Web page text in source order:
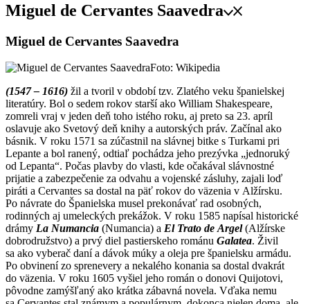
Miguel de Cervantes Saavedra
Miguel de Cervantes Saavedra
Foto: Wikipedia
(1547 – 1616) žil a tvoril v období tzv. Zlatého veku španielskej
literatúry. Bol o sedem rokov starší ako William Shakespeare,
zomreli vraj v jeden deň toho istého roku, aj preto sa 23. apríl
oslavuje ako Svetový deň knihy a autorských práv. Začínal ako
básnik. V roku 1571 sa zúčastnil na slávnej bitke s Turkami pri
Lepante a bol ranený, odtiaľ pochádza jeho prezývka „jednoruký
od Lepanta“. Počas plavby do vlasti, kde očakával slávnostné
prijatie a zabezpečenie za odvahu a vojenské zásluhy, zajali loď
piráti a Cervantes sa dostal na päť rokov do väzenia v Alžírsku.
Po návrate do Španielska musel prekonávať rad osobných,
rodinných aj umeleckých prekážok. V roku 1585 napísal historické
drámy La Numancia (Numancia) a El Trato de Argel(Alžírske
dobrodružstvo) a prvý diel pastierskeho románu Galatea. Živil
sa ako vyberač daní a dávok múky a oleja pre španielsku armádu.
Po obvinení zo sprenevery a nekalého konania sa dostal dvakrát
do väzenia. V roku 1605 vyšiel jeho román o donovi Quijotovi,
pôvodne zamýšľaný ako krátka zábavná novela. Vďaka nemu